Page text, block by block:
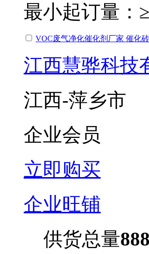
最小起订量：
VOC废气净化催化剂厂家 催化砖
江西慧骅科技
江西-萍乡市
企业会员
立即购买
企业旺铺
供货总量